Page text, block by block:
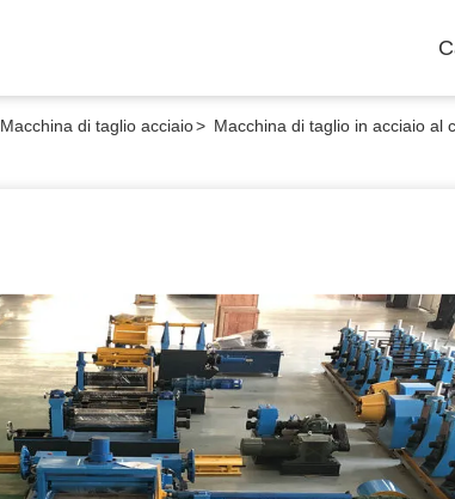
Macchina di taglio acciaio> Macchina di taglio in acciaio al